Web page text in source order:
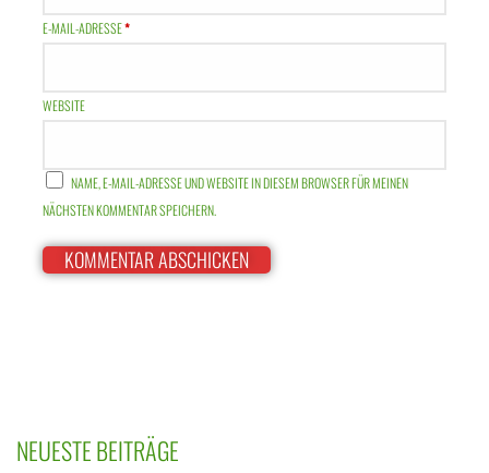
E-MAIL-ADRESSE*
WEBSITE
NAME, E-MAIL-ADRESSE UND WEBSITE IN DIESEM BROWSER FÜR MEINEN
NÄCHSTEN KOMMENTAR SPEICHERN.
NEUESTE BEITRÄGE